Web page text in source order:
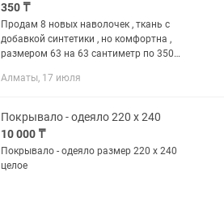
350 ₸
Продам 8 новых наволочек , ткань с
добавкой синтетики , но комфортна ,
размером 63 на 63 сантиметр по 350
Розыбакиева- Сатпаева , в рабочие дни
Алматы, 17 июля
Покрывало - одеяло 220 х 240
10 000 ₸
Покрывало - одеяло размер 220 х 240
целое